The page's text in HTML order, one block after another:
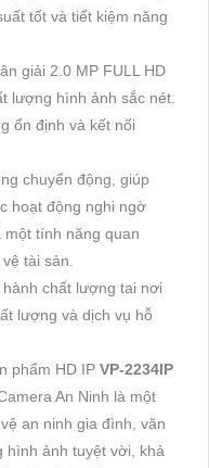
tốt và tiết kiệm năng
giải 2.0 MP FULL HD
lượng hình ảnh sắc nét.
ổn định và kết nối
chuyển động, giúp
hoạt động nghi ngờ
tính năng quan
tài sản.
chất lượng tai nơi
lượng và dịch vụ hỗ
phẩm HD IP VP-2234IP
An Ninh là một
an ninh gia đình, văn
hình ảnh tuyệt vời, khả